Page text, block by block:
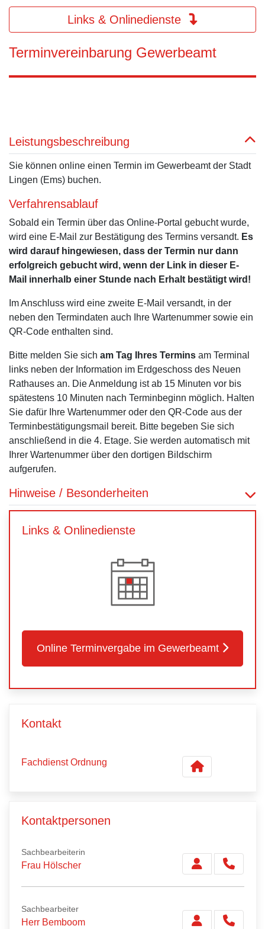
Links & Onlinedienste
Terminvereinbarung Gewerbeamt
Leistungsbeschreibung
Sie können online einen Termin im Gewerbeamt der Stadt
Lingen (Ems) buchen.
Verfahrensablauf
Sobald ein Termin über das Online-Portal gebucht wurde,
wird eine E-Mail zur Bestätigung des Termins versandt. Es
wird darauf hingewiesen, dass der Termin nur dann
erfolgreich gebucht wird, wenn der Link in dieser E-
Mail innerhalb einer Stunde nach Erhalt bestätigt wird!
Im Anschluss wird eine zweite E-Mail versandt, in der
neben den Termindaten auch Ihre Wartenummer sowie ein
QR-Code enthalten sind.
Bitte melden Sie sich am Tag Ihres Termins am Terminal
links neben der Information im Erdgeschoss des Neuen
Rathauses an. Die Anmeldung ist ab 15 Minuten vor bis
spätestens 10 Minuten nach Terminbeginn möglich. Halten
Sie dafür Ihre Wartenummer oder den QR-Code aus der
Terminbestätigungsmail bereit. Bitte begeben Sie sich
anschließend in die 4. Etage. Sie werden automatisch mit
Ihrer Wartenummer über den dortigen Bildschirm
aufgerufen.
Hinweise / Besonderheiten
Links & Onlinedienste
Online Terminvergabe im Gewerbeamt
Kontakt
Fachdienst Ordnung
Kontaktpersonen
Sachbearbeiterin
Frau Hölscher
Sachbearbeiter
Herr Bemboom